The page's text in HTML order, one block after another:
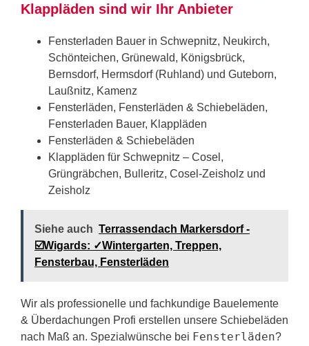
Klappläden sind wir Ihr Anbieter
Fensterladen Bauer in Schwepnitz, Neukirch,
Schönteichen, Grünewald, Königsbrück,
Bernsdorf, Hermsdorf (Ruhland) und Guteborn,
Laußnitz, Kamenz
Fensterläden, Fensterläden & Schiebeläden,
Fensterladen Bauer, Klappläden
Fensterläden & Schiebeläden
Klappläden für Schwepnitz – Cosel,
Grüngräbchen, Bulleritz, Cosel-Zeisholz und
Zeisholz
Siehe auch Terrassendach Markersdorf -
☑️Wigards: ✓Wintergarten, Treppen,
Fensterbau, Fensterläden
Wir als professionelle und fachkundige Bauelemente
& Überdachungen Profi erstellen unsere Schiebeläden
nach Maß an. Spezialwünsche bei Fensterläden?